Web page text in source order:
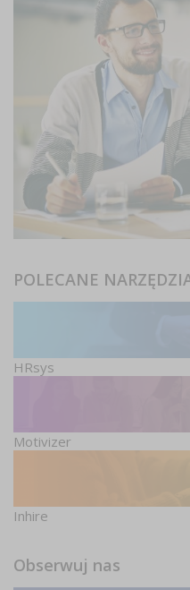
POLECANE
HRsys
Motivizer
Inhire
Obserwuj nas